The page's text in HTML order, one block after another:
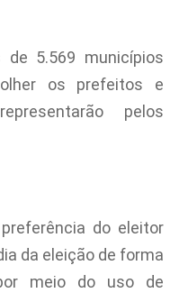
de 5.569 municípios
os prefeitos e
pelos
do eleitor
da eleição de forma
meio do uso de